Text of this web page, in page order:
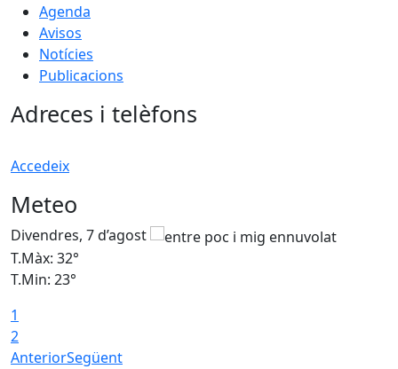
Agenda
Avisos
Notícies
Publicacions
Adreces i telèfons
Accedeix
Meteo
Divendres, 7 d’agost
T.Màx: 32°
T.Min: 23°
1
2
AnteriorSegüent